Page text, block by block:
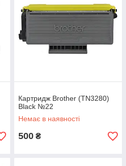
Картридж Brother (TN3280)
Black №22
Немає в наявності
500 ₴